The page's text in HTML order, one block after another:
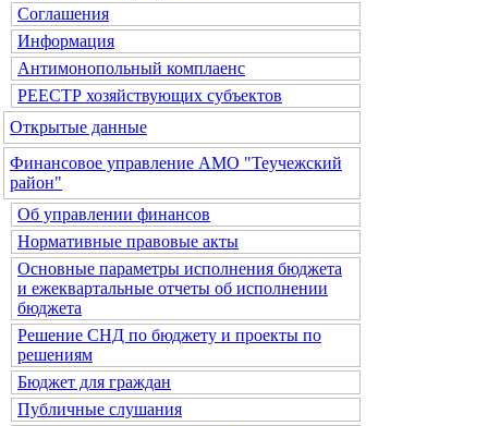
Соглашения
Информация
Антимонопольный комплаенс
РЕЕСТР хозяйствующих субъектов
Открытые данные
Финансовое управление АМО "Теучежский
район"
Об управлении финансов
Нормативные правовые акты
Основные параметры исполнения бюджета
и ежеквартальные отчеты об исполнении
бюджета
Решение СНД по бюджету и проекты по
решениям
Бюджет для граждан
Публичные слушания